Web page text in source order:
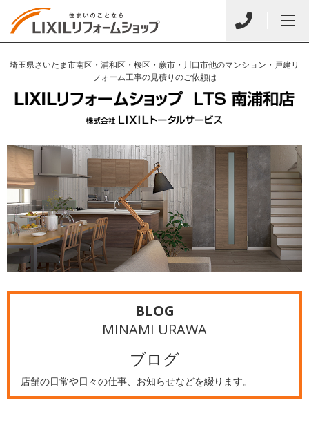
埼玉県さいたま市南区・浦和区・桜区・蕨市・川口市他のマンション・戸建リ
フォーム工事の見積りのご依頼は
BLOG
MINAMI URAWA
ブログ
店舗の日常や日々の仕事、お知らせなどを綴ります。